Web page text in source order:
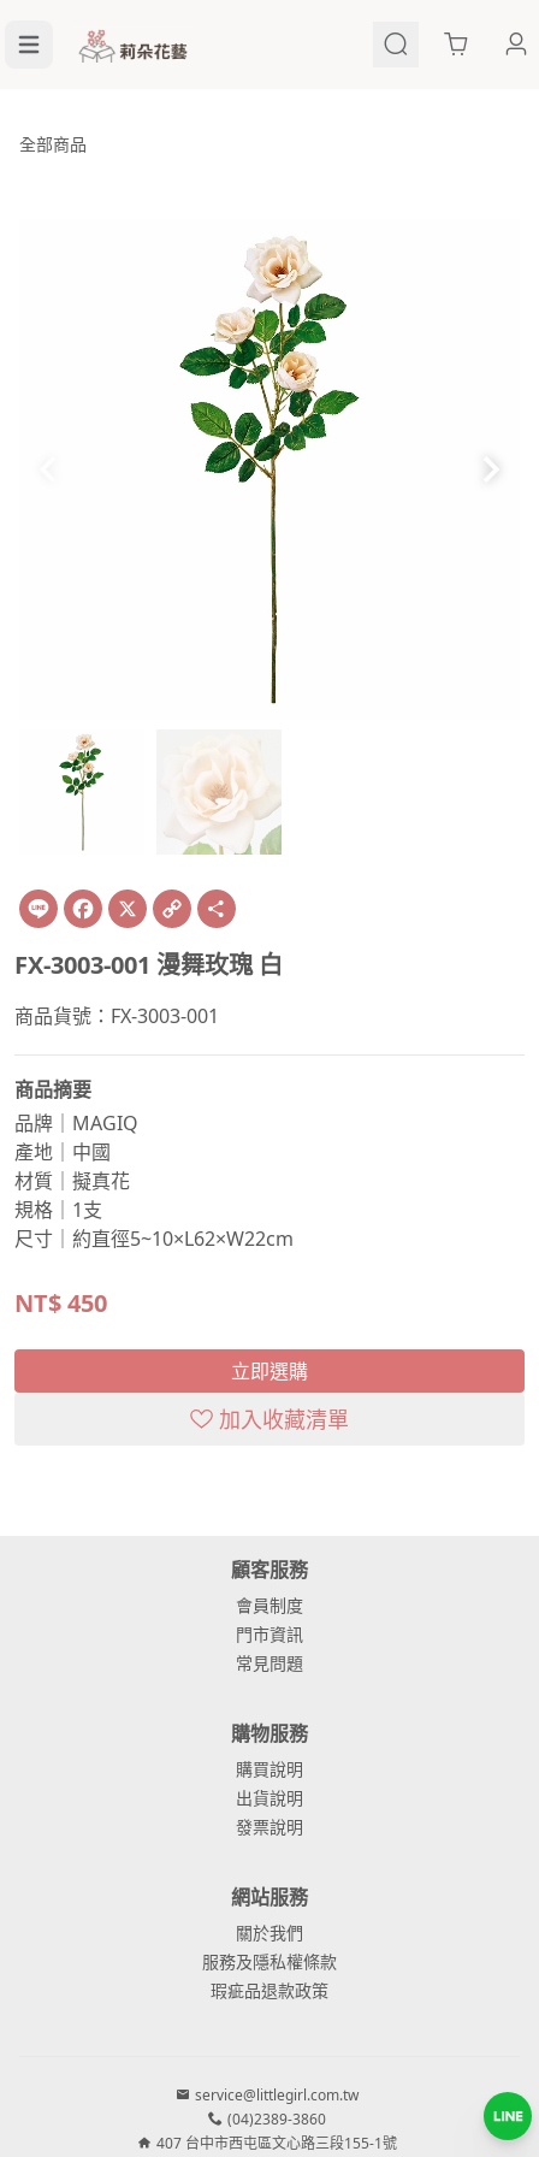
Cart
全部商品
Line Facebook
X Copy
Link
FX-3003-001 漫舞玫瑰 白
商品貨號：FX-3003-001
商品摘要
品牌｜MAGIQ
產地｜中國
材質｜擬真花
規格｜1支
尺寸｜約直徑5~10×L62×W22cm
NT$450
立即選購
加入收藏清單
顧客服務
會員制度
門市資訊
常見問題
購物服務
購買說明
出貨說明
發票說明
網站服務
關於我們
服務及隱私權條款
瑕疵品退款政策
service@littlegirl.com.tw
(04)2389-3860
407 台中市西屯區文心路三段155-1號